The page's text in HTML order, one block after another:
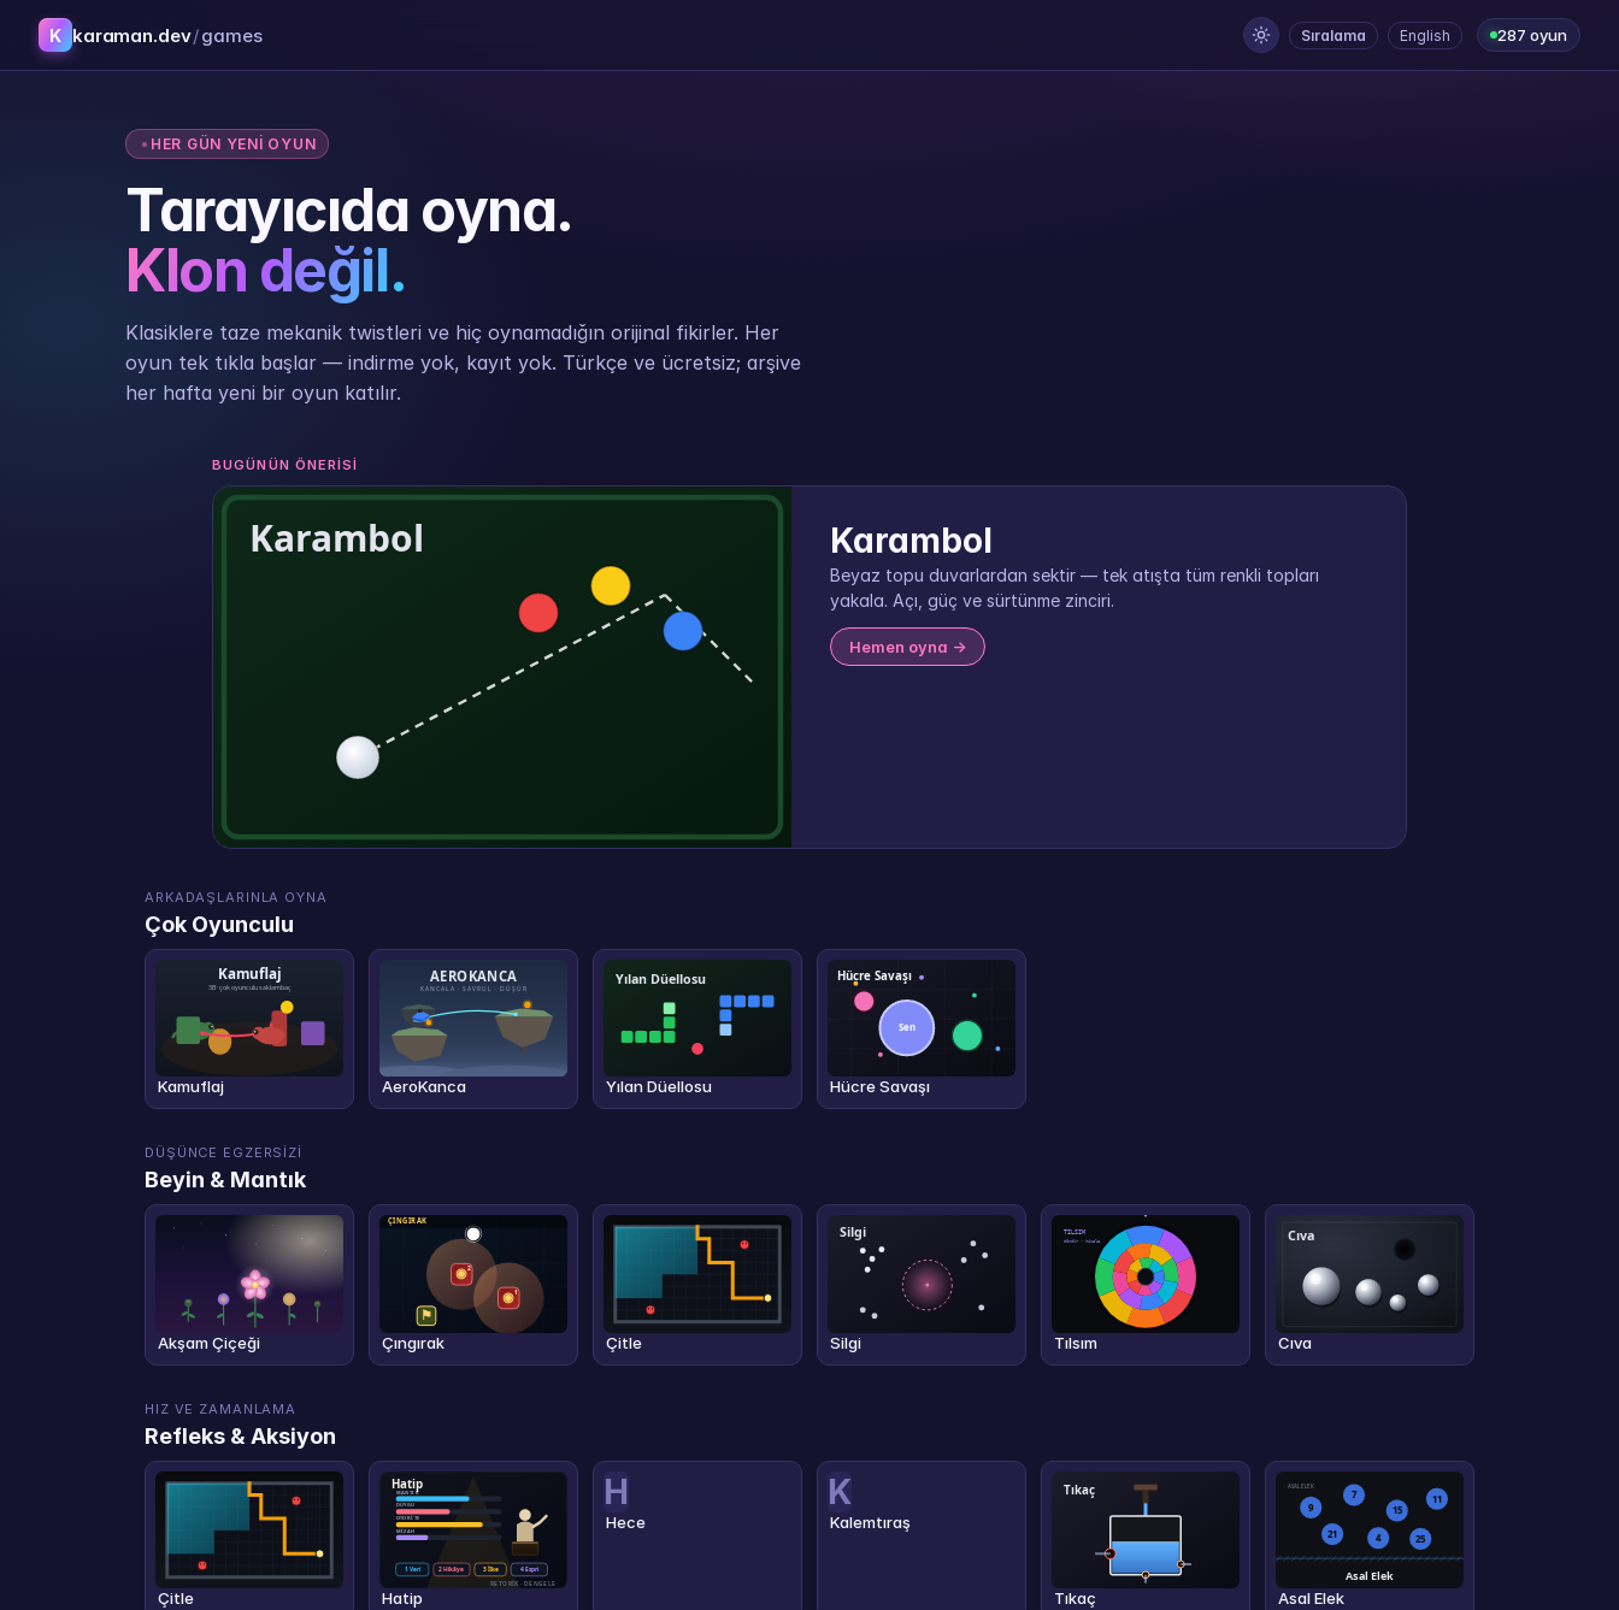
K karaman.dev/games Sıralama English 287 oyun
HER GÜN YENI OYUN
Tarayıcıda oyna.
Klon değil.
Klasiklere taze mekanik twistleri ve hiç oynamadığın orijinal fikirler. Her
oyun tek tıkla başlar — indirme yok, kayıt yok. Türkçe ve ücretsiz; arşive
her hafta yeni bir oyun katılır.
BUGÜNÜN ÖNERISI
Karambol
Beyaz topu duvarlardan sektir — tek atışta tüm renkli topları
yakala. Açı, güç ve sürtünme zinciri.
Hemen oyna →
ARKADAŞLARINLA OYNA
Çok Oyunculu
Kamuflaj AeroKanca Yılan Düellosu Hücre Savaşı
DÜŞÜNCE EGZERSIZI
Beyin & Mantık
Akşam Çiçeği Çıngırak Çitle Silgi Tılsım Cıva
HIZ VE ZAMANLAMA
Refleks & Aksiyon
Çitle Hatip
H
Hece
K
Kalemtıraş
Tıkaç Asal Elek